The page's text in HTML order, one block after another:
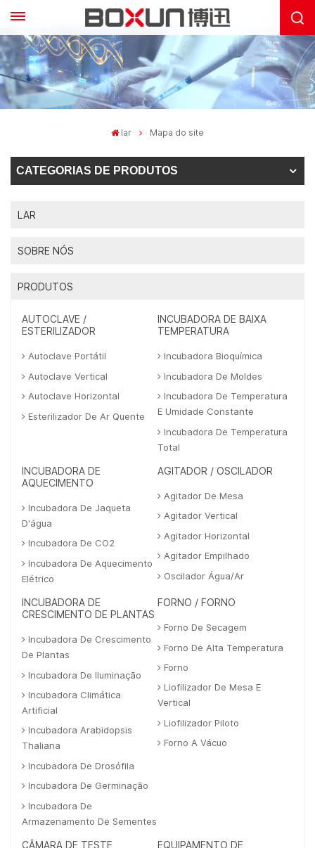
lar Mapa do site
CATEGORIAS DE PRODUTOS
LAR
SOBRE NÓS
PRODUTOS
AUTOCLAVE /
ESTERILIZADOR
Autoclave Portátil
Autoclave Vertical
Autoclave Horizontal
Esterilizador De Ar Quente
INCUBADORA DE BAIXA
TEMPERATURA
Incubadora Bioquímica
Incubadora De Moldes
Incubadora De Temperatura
E Umidade Constante
Incubadora De Temperatura
Total
INCUBADORA DE
AQUECIMENTO
Incubadora De Jaqueta
D'água
Incubadora De CO2
Incubadora De Aquecimento
Elétrico
AGITADOR / OSCILADOR
Agitador De Mesa
Agitador Vertical
Agitador Horizontal
Agitador Empilhado
Oscilador Água/Ar
INCUBADORA DE
CRESCIMENTO DE PLANTAS
Incubadora De Crescimento
De Plantas
Incubadora De Iluminação
Incubadora Climática
Artificial
Incubadora Arabidopsis
Thaliana
Incubadora De Drosófila
Incubadora De Germinação
Incubadora De
Armazenamento De Sementes
FORNO / FORNO
Forno De Secagem
Forno De Alta Temperatura
Forno
Liofilizador De Mesa E
Vertical
Liofilizador Piloto
Forno A Vácuo
CÂMARA DE TESTE
EQUIPAMENTO DE